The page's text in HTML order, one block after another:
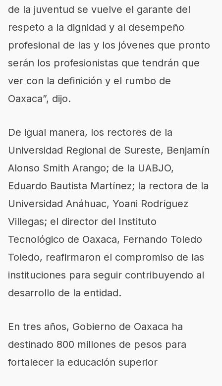
de la juventud se vuelve el garante del
respeto a la dignidad y al desempeño
profesional de las y los jóvenes que pronto
serán los profesionistas que tendrán que
ver con la definición y el rumbo de
Oaxaca”, dijo.
De igual manera, los rectores de la
Universidad Regional de Sureste, Benjamín
Alonso Smith Arango; de la UABJO,
Eduardo Bautista Martínez; la rectora de la
Universidad Anáhuac, Yoani Rodríguez
Villegas; el director del Instituto
Tecnológico de Oaxaca, Fernando Toledo
Toledo, reafirmaron el compromiso de las
instituciones para seguir contribuyendo al
desarrollo de la entidad.
En tres años, Gobierno de Oaxaca ha
destinado 800 millones de pesos para
fortalecer la educación superior